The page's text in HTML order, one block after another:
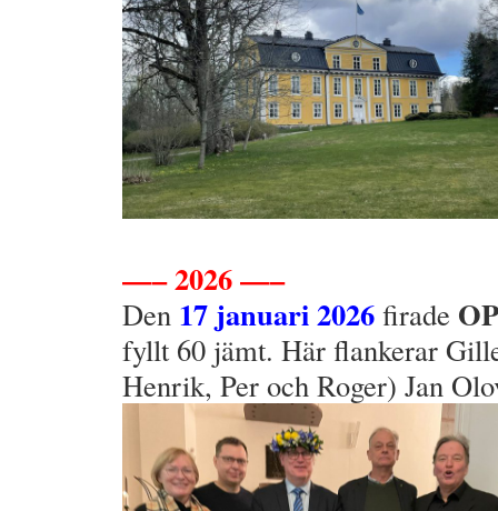
—– 2026 —–
Den 17 januari 2026 firade OP
fyllt 60 jämt. Här flankerar
Henrik, Per och Roger) Jan